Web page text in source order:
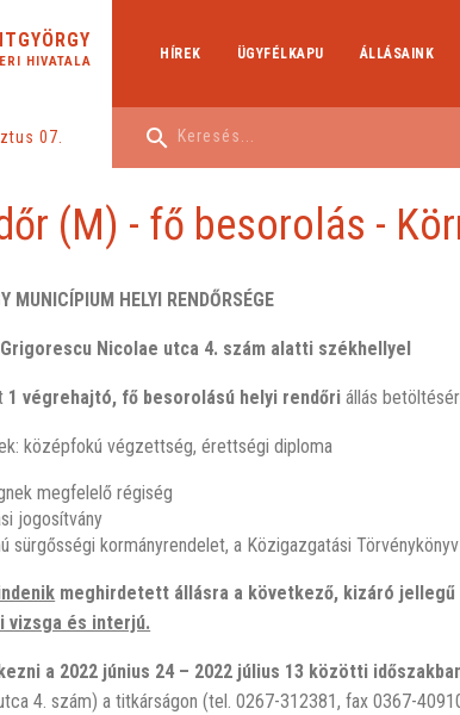
HIVATALA
07.
HÍREK ÜGYFÉLKAPU ÁLLÁSAINK
(M) - fő besorolás -
MUNICÍPIUM HELYI RENDŐRSÉGE
Nicolae utca 4. szám alatti székhellyel
1 végrehajtó, fő besorolású helyi rendőri állás
középfokú végzettség, érettségi diploma
megfelelő régiség
jogosítvány
sürgősségi kormányrendelet, a Közigazgatási
meghirdetett állásra a következő, kizáró jellegű
vizsga és interjú.
a 2022 június 24 – 2022 július 13 közötti
4. szám) a titkárságon (tel. 0267-312381, fax 0367-